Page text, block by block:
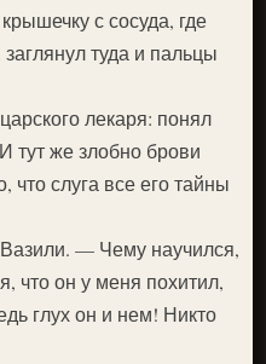
с сосуда, где
туда и пальцы
лекаря: понял
тут же злобно брови
что слуга все его тайны
— Чему научился,
что он у меня похитил,
глух он и нем! Никто